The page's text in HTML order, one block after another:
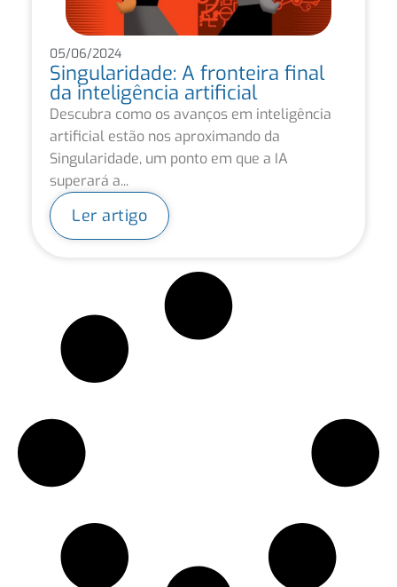
05/06/2024
Singularidade: A fronteira final
da inteligência artificial
Descubra como os avanços em inteligência
artificial estão nos aproximando da
Singularidade, um ponto em que a IA
superará a...
Ler artigo